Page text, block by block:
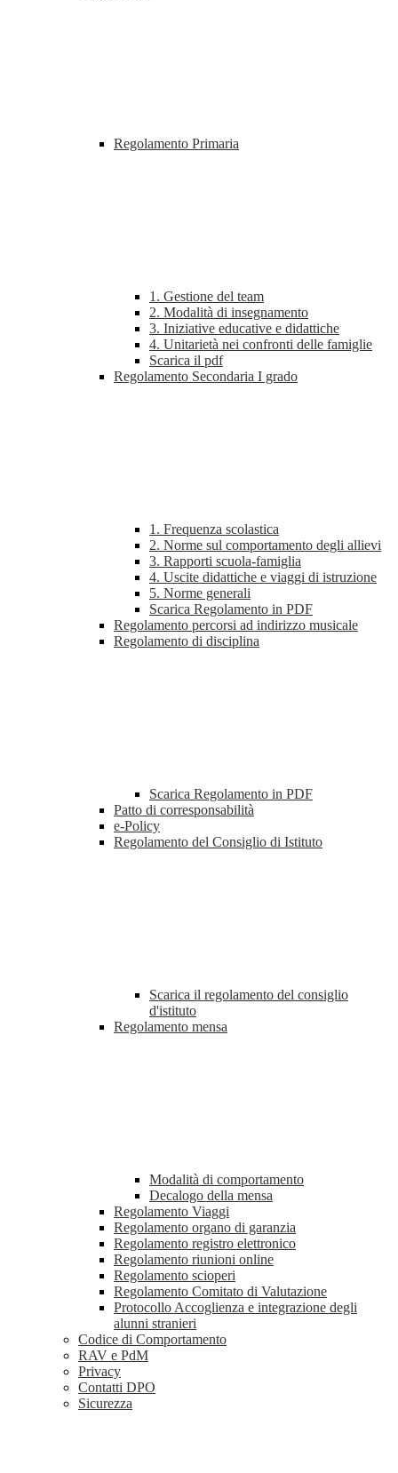
Regolamento Primaria
1. Gestione del team
2. Modalità di insegnamento
3. Iniziative educative e didattiche
4. Unitarietà nei confronti delle famiglie
Scarica il pdf
Regolamento Secondaria I grado
1. Frequenza scolastica
2. Norme sul comportamento degli allievi
3. Rapporti scuola-famiglia
4. Uscite didattiche e viaggi di istruzione
5. Norme generali
Scarica Regolamento in PDF
Regolamento percorsi ad indirizzo musicale
Regolamento di disciplina
Scarica Regolamento in PDF
Patto di corresponsabilità
e-Policy
Regolamento del Consiglio di Istituto
Scarica il regolamento del consiglio
d'istituto
Regolamento mensa
Modalità di comportamento
Decalogo della mensa
Regolamento Viaggi
Regolamento organo di garanzia
Regolamento registro elettronico
Regolamento riunioni online
Regolamento scioperi
Regolamento Comitato di Valutazione
Protocollo Accoglienza e integrazione degli
alunni stranieri
Codice di Comportamento
RAV e PdM
Privacy
Contatti DPO
Sicurezza